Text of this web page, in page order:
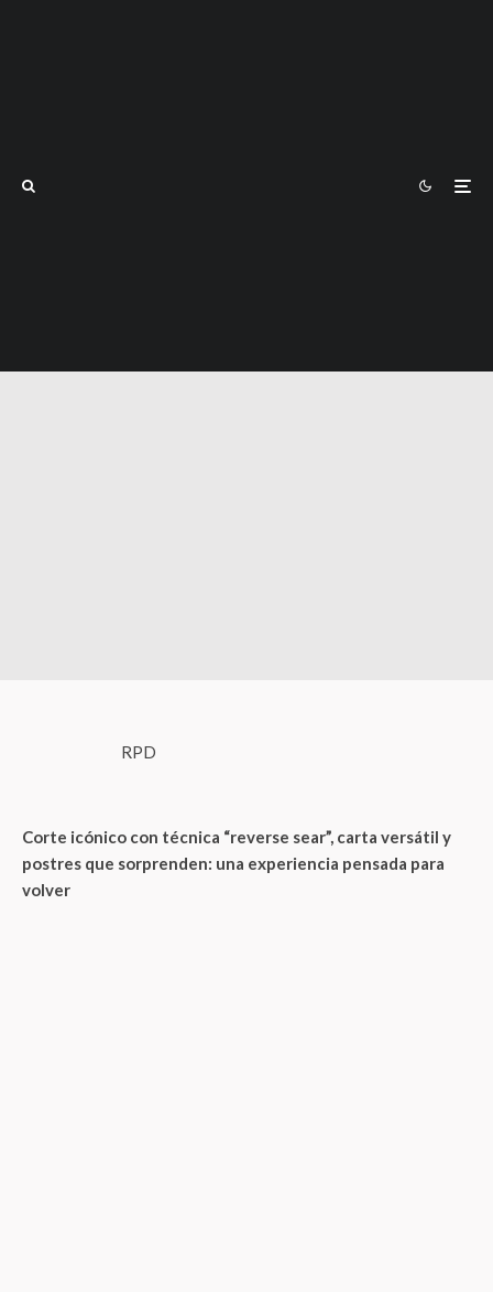
RPD
Corte icónico con técnica “reverse sear”, carta versátil y
postres que sorprenden: una experiencia pensada para
volver